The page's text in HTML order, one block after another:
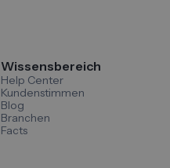
Wissensbereich
Help Center
Kundenstimmen
Blog
Branchen
Facts